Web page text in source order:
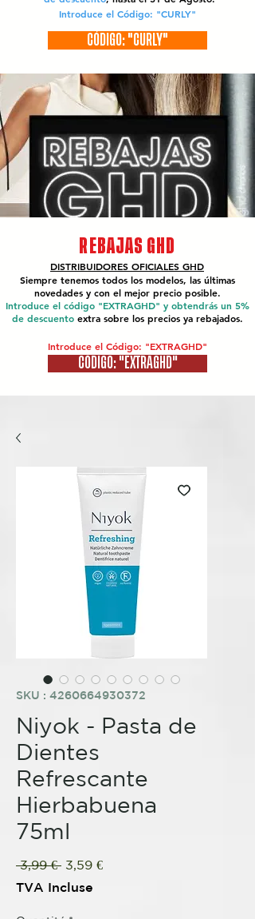
Introduce el Código: "CURLY"
CÓDIGO: "CURLY"
REBAJAS GHD
DISTRIBUIDORES OFICIALES GHD
Siempre tenemos todos los modelos, las últimas
novedades y con el mejor precio posible.
Introduce el código "EXTRAGHD" y obtendrás un 5%
de descuento extra sobre los precios ya rebajados.
Introduce el Código: "EXTRAGHD"
CÓDIGO: "EXTRAGHD"
SKU : 4260664930372
Niyok - Pasta de
Dientes
Refrescante
Hierbabuena
75ml
3,99 € Prix
original
3,59 €Prix
TVA Incluse